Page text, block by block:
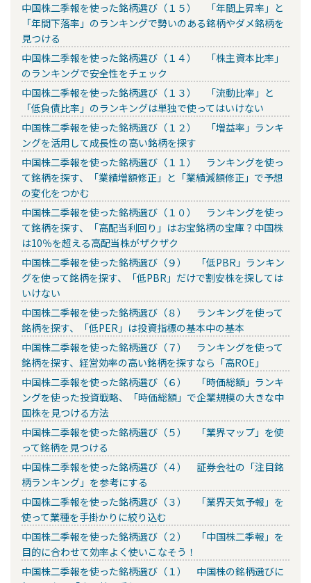
中国株二季報を使った銘柄選び（１５） 「年間上昇率」と
「年間下落率」のランキングで勢いのある銘柄やダメ銘柄を
見つける
中国株二季報を使った銘柄選び（１４） 「株主資本比率」
のランキングで安全性をチェック
中国株二季報を使った銘柄選び（１３） 「流動比率」と
「低負債比率」のランキングは単独で使ってはいけない
中国株二季報を使った銘柄選び（１２） 「増益率」ランキ
ングを活用して成長性の高い銘柄を探す
中国株二季報を使った銘柄選び（１１） ランキングを使っ
て銘柄を探す、「業績増額修正」と「業績減額修正」で予想
の変化をつかむ
中国株二季報を使った銘柄選び（１０） ランキングを使っ
て銘柄を探す、「高配当利回り」はお宝銘柄の宝庫？中国株
は10％を超える高配当株がザクザク
中国株二季報を使った銘柄選び（９） 「低PBR」ランキン
グを使って銘柄を探す、「低PBR」だけで割安株を探しては
いけない
中国株二季報を使った銘柄選び（８） ランキングを使って
銘柄を探す、「低PER」は投資指標の基本中の基本
中国株二季報を使った銘柄選び（７） ランキングを使って
銘柄を探す、経営効率の高い銘柄を探すなら「高ROE」
中国株二季報を使った銘柄選び（６） 「時価総額」ランキ
ングを使った投資戦略、「時価総額」で企業規模の大きな中
国株を見つける方法
中国株二季報を使った銘柄選び（５） 「業界マップ」を使
って銘柄を見つける
中国株二季報を使った銘柄選び（４） 証券会社の「注目銘
柄ランキング」を参考にする
中国株二季報を使った銘柄選び（３） 「業界天気予報」を
使って業種を手掛かりに絞り込む
中国株二季報を使った銘柄選び（２） 「中国株二季報」を
目的に合わせて効率よく使いこなそう！
中国株二季報を使った銘柄選び（１） 中国株の銘柄選びに